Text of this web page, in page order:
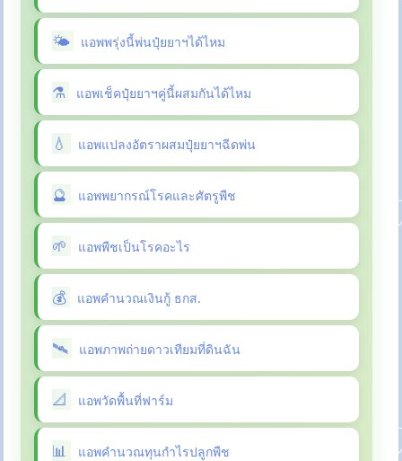
แอพพรุ่งนี้พ่นปุ๋ยยาฯได้ไหม
แอพเช็คปุ๋ยยาฯคู่นี้ผสมกันได้ไหม
แอพแปลงอัตราผสมปุ๋ยยาฯฉีดพ่น
แอพพยากรณ์โรคและศัตรูพืช
แอพพืชเป็นโรคอะไร
แอพคำนวณเงินกู้ ธกส.
แอพภาพถ่ายดาวเทียมที่ดินฉัน
แอพวัดพื้นที่ฟาร์ม
แอพคำนวณทุนกำไรปลูกพืช